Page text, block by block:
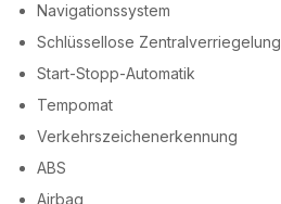
Navigationssystem
Schlüssellose Zentralverriegelung
Start-Stopp-Automatik
Tempomat
Verkehrszeichenerkennung
ABS
Airbag